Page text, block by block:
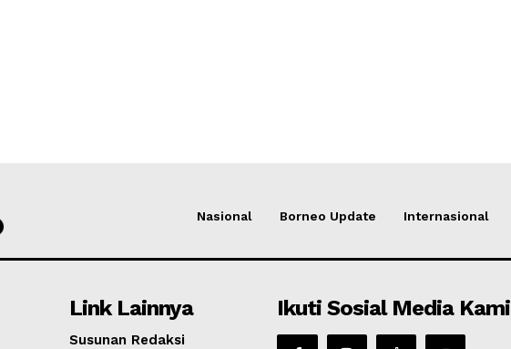
Nasional Borneo Update Internasional
Link Lainnya
Susunan Redaksi
Ikuti Sosial Media Kami